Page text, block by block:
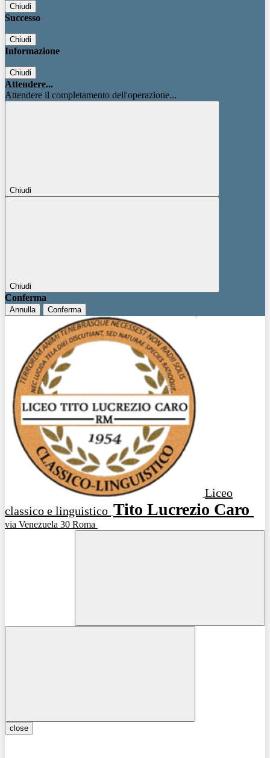
Chiudi
Successo
Chiudi
Informazione
Chiudi
Attendere...
Attendere il completamento dell'operazione...
Chiudi
Chiudi
Conferma
Annulla Conferma
Liceo
classico e linguistico Tito Lucrezio Caro
via Venezuela 30 Roma
close